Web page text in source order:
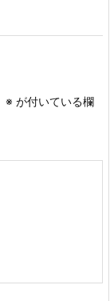
※ が付いている欄